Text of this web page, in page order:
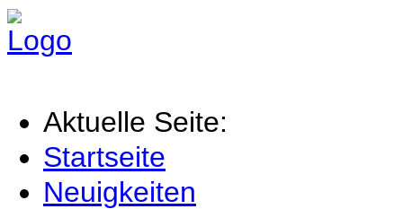
Aktuelle Seite:
Startseite
Neuigkeiten